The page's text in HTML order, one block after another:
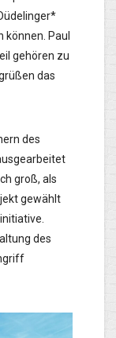
Paul
gehören zu
das
des
groß, als
gewählt
des